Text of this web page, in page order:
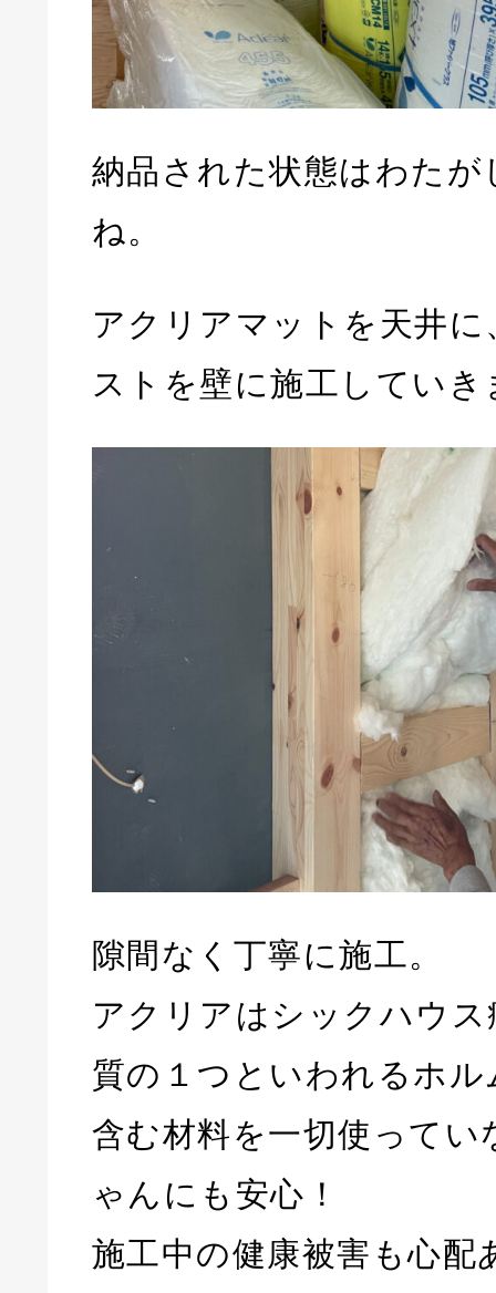
納品された状態はわた
ね。
アクリアマットを天井
ストを壁に施工していき
隙間なく丁寧に施工。
アクリアはシックハウ
質の１つといわれるホ
含む材料を一切使ってい
ゃんにも安心！
施工中の健康被害も心配